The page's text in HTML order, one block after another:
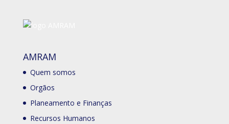
AMRAM
Quem somos
Orgãos
Planeamento e Finanças
Recursos Humanos